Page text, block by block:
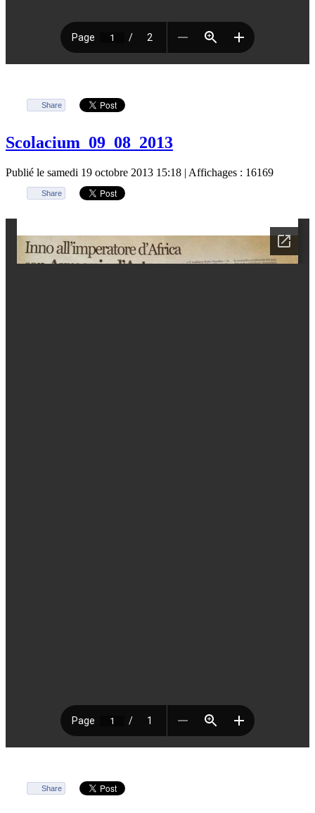
Share
Scolacium_09_08_2013
Publié le samedi 19 octobre 2013 15:18 | Affichages : 16169
Share
Share